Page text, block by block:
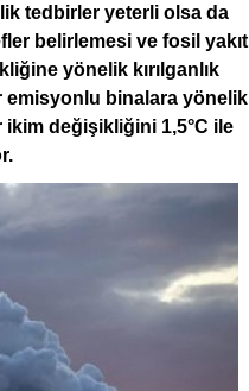
tedbirler yeterli olsa da
belirlemesi ve fosil yakıt
yönelik kırılganlık
emisyonlu binalara yönelik
değişikliğini 1,5°C ile